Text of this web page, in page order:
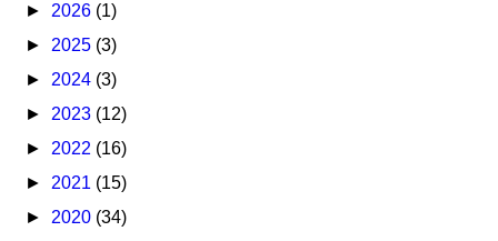
► 2026 (1)
► 2025 (3)
► 2024 (3)
► 2023 (12)
► 2022 (16)
► 2021 (15)
► 2020 (34)